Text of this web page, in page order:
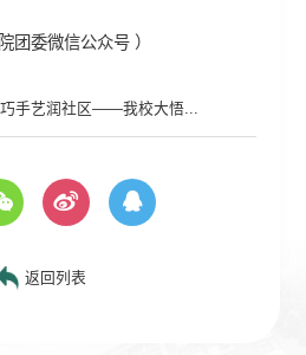
团委微信公众号 ）
手艺润社区——我校大悟...
返回列表